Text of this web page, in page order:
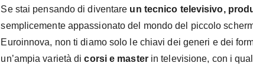
Se stai pensando di diventare un tecnico televisivo,
semplicemente appassionato del mondo del piccolo
Euroinnova, non ti diamo solo le chiavi dei generi e dei
un’ampia varietà dicorsi e masterin televisione, con i